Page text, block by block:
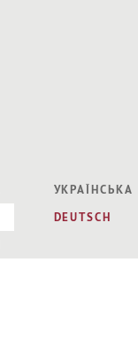
УКРАЇНСЬКА
DEUTSCH